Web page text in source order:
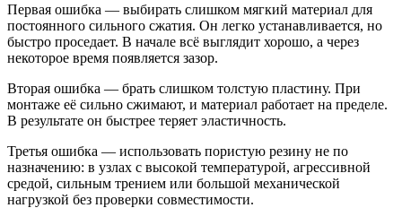
Первая ошибка — выбирать слишком мягкий материал для
постоянного сильного сжатия. Он легко устанавливается, но
быстро проседает. В начале всё выглядит хорошо, а через
некоторое время появляется зазор.
Вторая ошибка — брать слишком толстую пластину. При
монтаже её сильно сжимают, и материал работает на пределе.
В результате он быстрее теряет эластичность.
Третья ошибка — использовать пористую резину не по
назначению: в узлах с высокой температурой, агрессивной
средой, сильным трением или большой механической
нагрузкой без проверки совместимости.